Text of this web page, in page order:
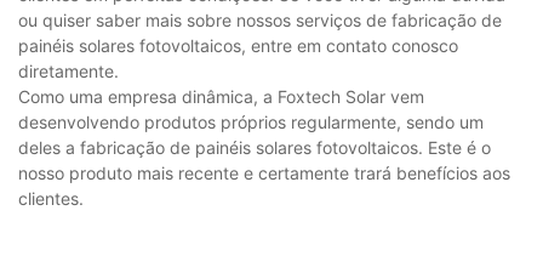
ou quiser saber mais sobre nossos serviços de fabricação de
painéis solares fotovoltaicos, entre em contato conosco
diretamente.
Como uma empresa dinâmica, a Foxtech Solar vem
desenvolvendo produtos próprios regularmente, sendo um
deles a fabricação de painéis solares fotovoltaicos. Este é o
nosso produto mais recente e certamente trará benefícios aos
clientes.